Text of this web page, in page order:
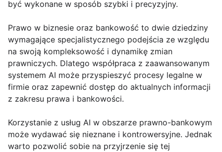
być wykonane w sposób szybki i precyzyjny.
Prawo w biznesie oraz bankowość to dwie dziedziny
wymagające specjalistycznego podejścia ze względu
na swoją kompleksowość i dynamikę zmian
prawniczych. Dlatego współpraca z zaawansowanym
systemem AI może przyspieszyć procesy legalne w
firmie oraz zapewnić dostęp do aktualnych informacji
z zakresu prawa i bankowości.
Korzystanie z usług AI w obszarze prawno-bankowym
może wydawać się nieznane i kontrowersyjne. Jednak
warto pozwolić sobie na przyjrzenie się tej